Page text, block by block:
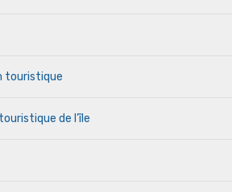
touristique
de l’île